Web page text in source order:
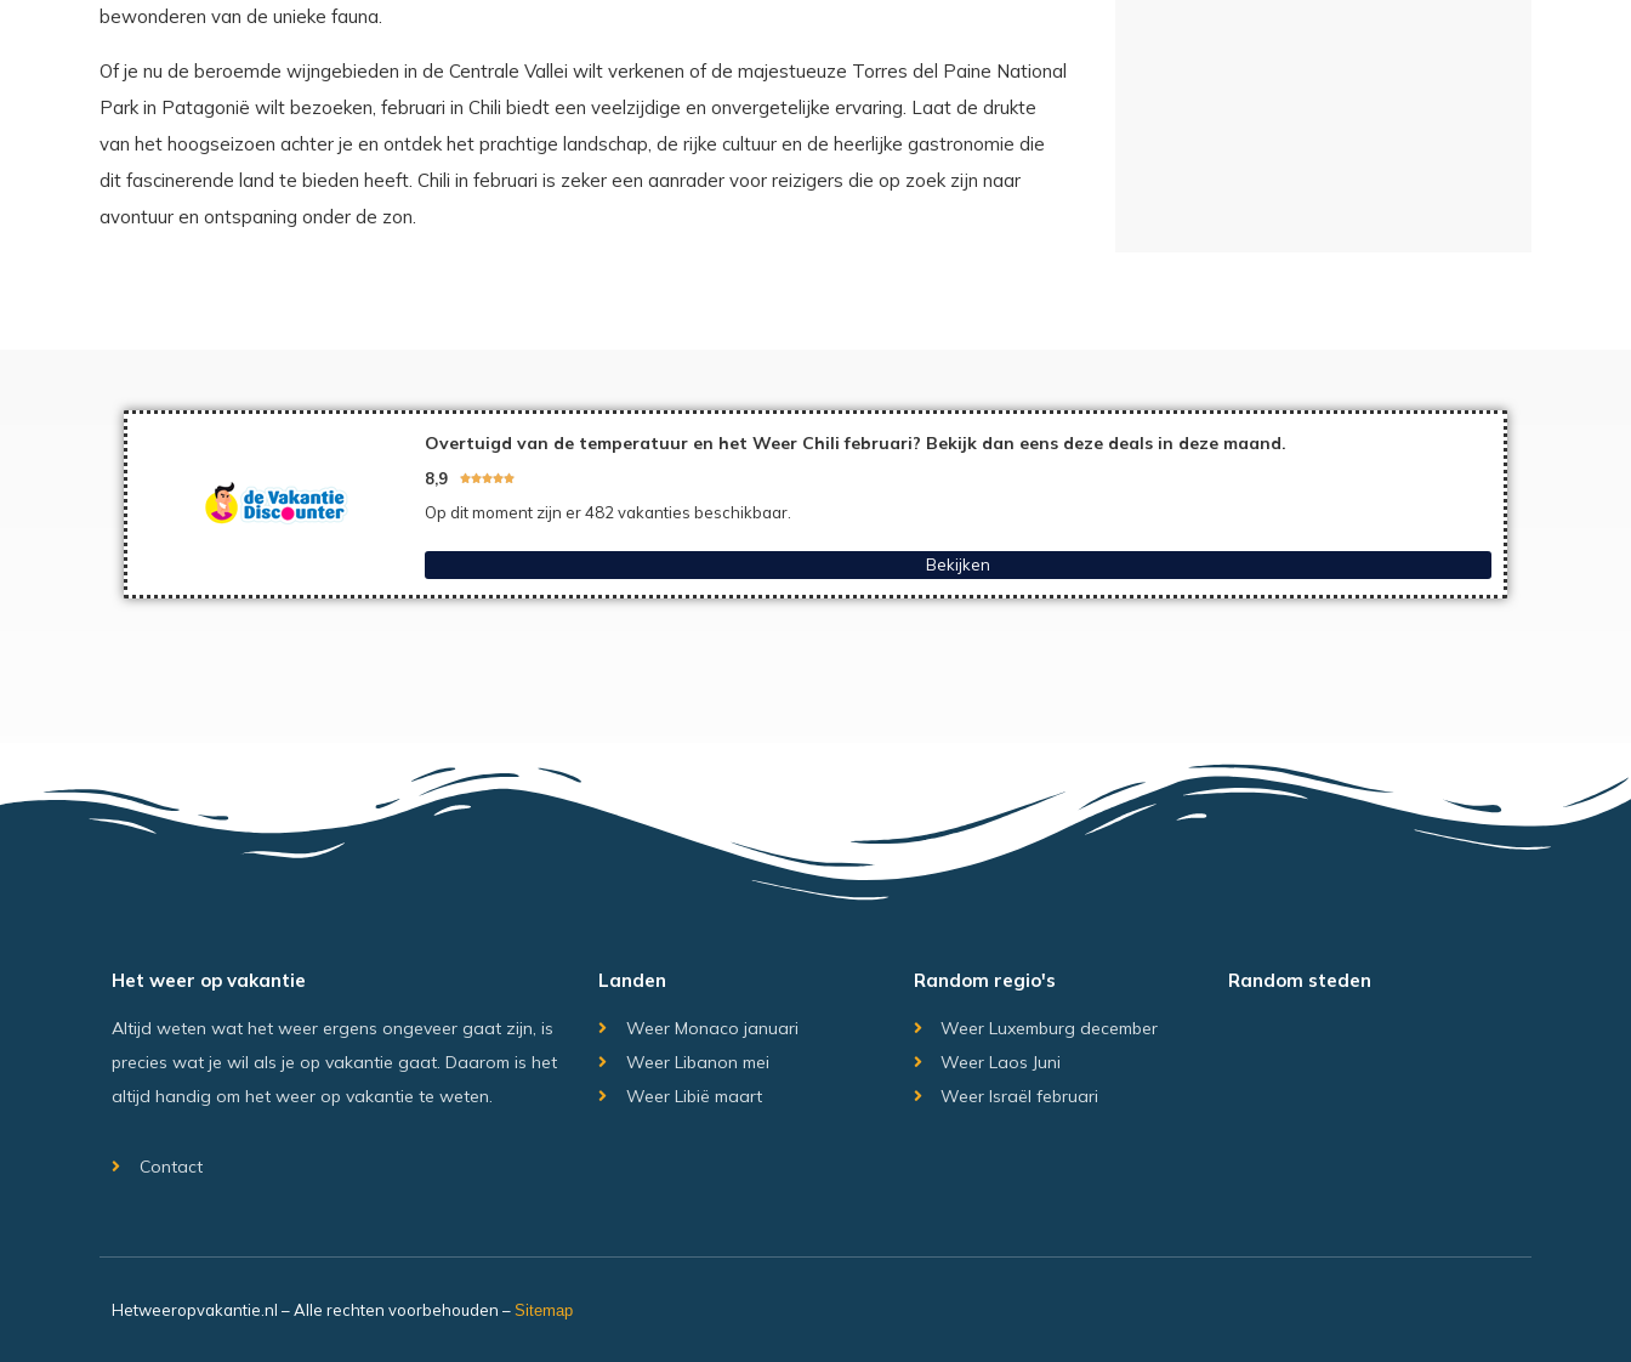
bewonderen van de unieke fauna.
Of je nu de beroemde wijngebieden in de Centrale Vallei wilt verkenen of de majestueuze Torres del Paine National
Park in Patagonië wilt bezoeken, februari in Chili biedt een veelzijdige en onvergetelijke ervaring. Laat de drukte
van het hoogseizoen achter je en ontdek het prachtige landschap, de rijke cultuur en de heerlijke gastronomie die
dit fascinerende land te bieden heeft. Chili in februari is zeker een aanrader voor reizigers die op zoek zijn naar
avontuur en ontspaning onder de zon.
Overtuigd van de temperatuur en het Weer Chili februari? Bekijk dan eens deze deals in deze maand.
8,9 
Op dit moment zijn er 482 vakanties beschikbaar.
Bekijken
Het weer op vakantie
Altijd weten wat het weer ergens ongeveer gaat zijn, is
precies wat je wil als je op vakantie gaat. Daarom is het
altijd handig om het weer op vakantie te weten.
Contact
Landen
Weer Monaco januari
Weer Libanon mei
Weer Libië maart
Random regio's
Weer Luxemburg december
Weer Laos Juni
Weer Israël februari
Random steden
Hetweeropvakantie.nl – Alle rechten voorbehouden – Sitemap